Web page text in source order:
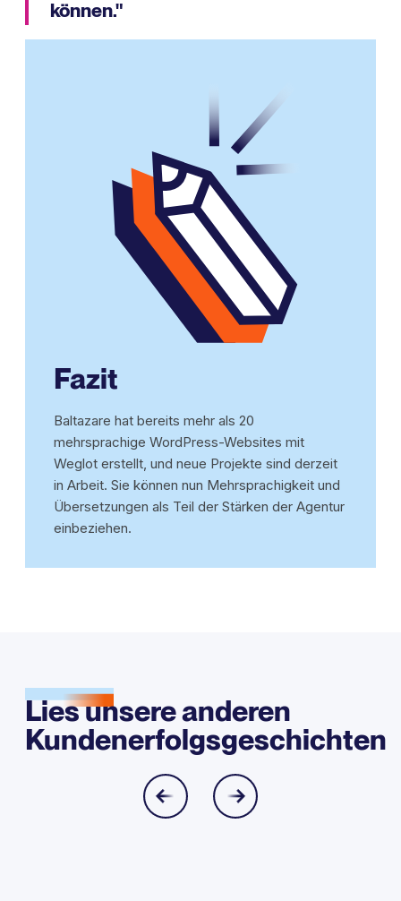
können."
Fazit
Baltazare hat bereits mehr als 20
mehrsprachige WordPress-Websites mit
Weglot erstellt, und neue Projekte sind derzeit
in Arbeit. Sie können nun Mehrsprachigkeit und
Übersetzungen als Teil der Stärken der Agentur
einbeziehen.
Lies unsere anderen
Kundenerfolgsgeschichten